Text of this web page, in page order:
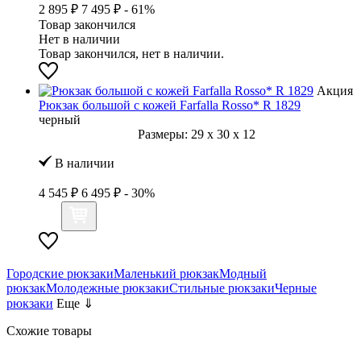
2 895 ₽ 7 495 ₽ - 61%
Товар закончился
Нет в наличии
Товар закончился, нет в наличии.
Акция
Рюкзак большой с кожей Farfalla Rosso* R 1829
черный
Размеры: 29 x 30 x 12
В наличии
4 545 ₽ 6 495 ₽ - 30%
Городские рюкзакиМаленький рюкзакМодный
рюкзакМолодежные рюкзакиСтильные рюкзакиЧерные
рюкзаки Еще ⇓
Схожие товары